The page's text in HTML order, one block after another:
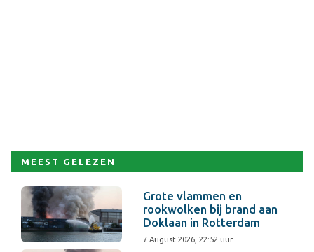
MEEST GELEZEN
Grote vlammen en
rookwolken bij brand aan
Doklaan in Rotterdam
7 August 2026, 22:52 uur